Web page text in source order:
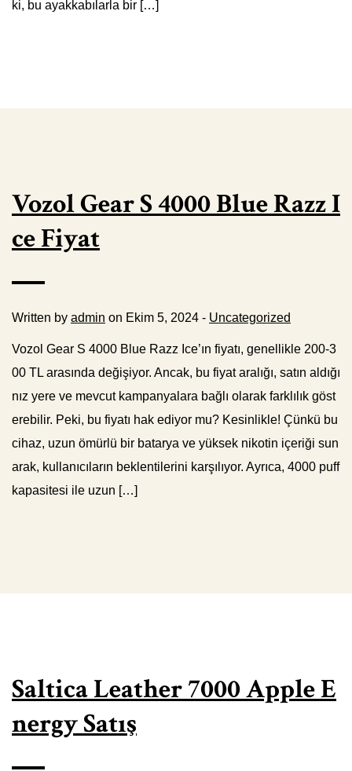
ki, bu ayakkabılarla bir […]
Vozol Gear S 4000 Blue Razz I
ce Fiyat
Written by admin on Ekim 5, 2024 - Uncategorized
Vozol Gear S 4000 Blue Razz Ice’ın fiyatı, genellikle 200-3
00 TL arasında değişiyor. Ancak, bu fiyat aralığı, satın aldığı
nız yere ve mevcut kampanyalara bağlı olarak farklılık göst
erebilir. Peki, bu fiyatı hak ediyor mu? Kesinlikle! Çünkü bu
cihaz, uzun ömürlü bir batarya ve yüksek nikotin içeriği sun
arak, kullanıcıların beklentilerini karşılıyor. Ayrıca, 4000 puff
kapasitesi ile uzun […]
Saltica Leather 7000 Apple E
nergy Satış